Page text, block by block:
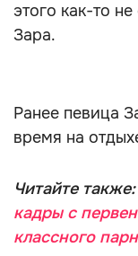
этого как-то
Зара.
Ранее певица
время на
Читайте также:
кадры с
классного